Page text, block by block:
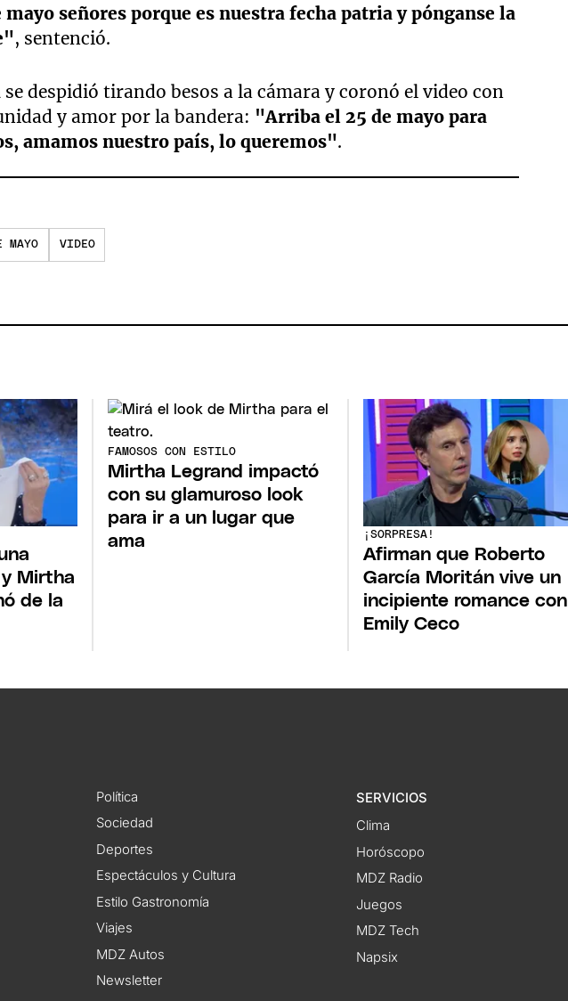
señores porque es nuestra fecha patria y pónganse la
, sentenció.
se despidió tirando besos a la cámara y coronó el video con
y amor por la bandera: "Arriba el 25 de mayo para
amamos nuestro país, lo queremos".
MAYO VIDEO
Mirtha
de la
FAMOSOS CON ESTILO
Mirtha Legrand impactó
con su glamuroso look
para ir a un lugar que
ama
¡SORPRESA!
Afirman que Roberto
García Moritán vive un
incipiente romance con
Emily Ceco
Política
Sociedad
Deportes
Espectáculos y Cultura
Estilo Gastronomía
Viajes
MDZ Autos
Newsletter
SERVICIOS
Clima
Horóscopo
MDZ Radio
Juegos
MDZ Tech
Napsix